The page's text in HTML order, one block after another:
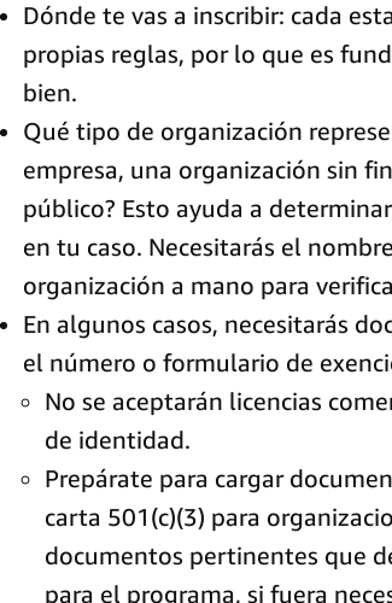
Dónde te vas a inscribir: cada
propias reglas, por lo que es
bien.
Qué tipo de organización
empresa, una organización sin
público? Esto ayuda a
en tu caso. Necesitarás el
organización a mano para
En algunos casos, necesitarás
el número o formulario de
No se aceptarán licencias
de identidad.
Prepárate para cargar
carta 501(c)(3) para
documentos pertinentes que
para el programa, si fuera